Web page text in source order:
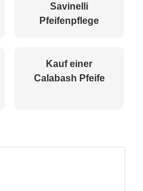
Savinelli
Pfeifenpflege
Kauf einer
Calabash Pfeife